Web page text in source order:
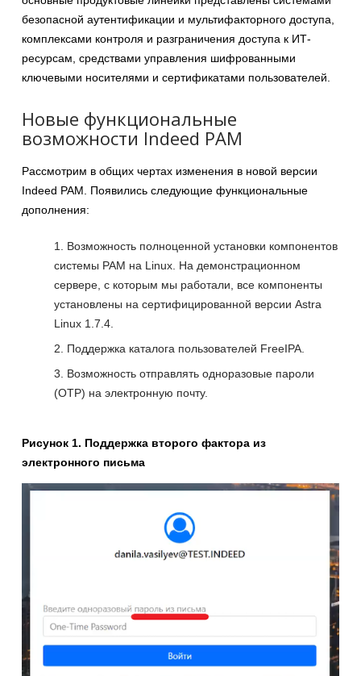
безопасной аутентификации и мультифакторного доступа,
комплексами контроля и разграничения доступа к ИТ-
ресурсам, средствами управления шифрованными
ключевыми носителями и сертификатами пользователей.
Новые функциональные
возможности Indeed PAM
Рассмотрим в общих чертах изменения в новой версии
Indeed PAM. Появились следующие функциональные
дополнения:
Возможность полноценной установки компонентов
системы PAM на Linux. На демонстрационном
сервере, с которым мы работали, все компоненты
установлены на сертифицированной версии Astra
Linux 1.7.4.
Поддержка каталога пользователей FreeIPA.
Возможность отправлять одноразовые пароли
(OTP) на электронную почту.
Рисунок 1. Поддержка второго фактора из
электронного письма